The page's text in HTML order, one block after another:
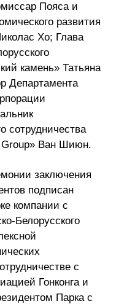
Пояса и
развития
Хо; Глава
камень» Татьяна
Департамента
сотрудничества
Group» Ван Шиюн.
заключения
подписан
компании с
Белорусского
с
Гонконга и
Парка с